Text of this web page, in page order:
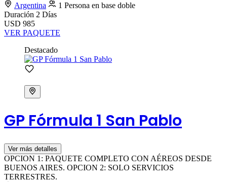
Argentina
1 Persona en base doble
Duración 2 Días
USD 985
VER PAQUETE
Destacado
GP Fórmula 1 San Pablo
Ver más detalles
OPCION 1: PAQUETE COMPLETO CON AÉREOS DESDE
BUENOS AIRES. OPCION 2: SOLO SERVICIOS
TERRESTRES.